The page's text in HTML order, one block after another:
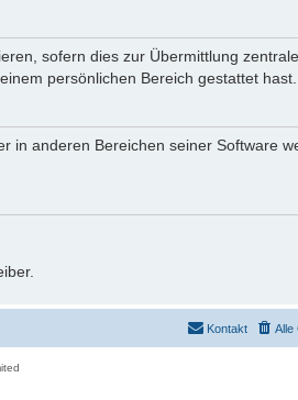
sofern dies zur Übermittlung
persönlichen Bereich gestattet hast.
in anderen Bereichen seiner Software
Alle
Kontakt